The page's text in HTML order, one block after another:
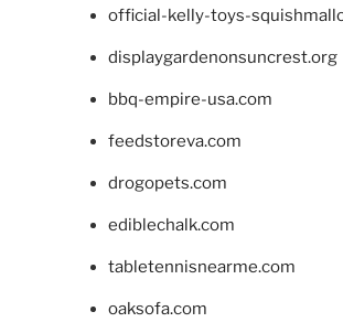
official-kelly-toys-
displaygardenonsuncrest.org
bbq-empire-usa.com
feedstoreva.com
drogopets.com
ediblechalk.com
tabletennisnearme.com
oaksofa.com